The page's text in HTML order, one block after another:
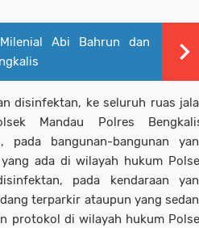
Abi Bahrun dan
disinfektan, ke seluruh ruas
Mandau Polres
pada bangunan-bangunan
ada di wilayah hukum
pada kendaraan
terparkir ataupun yang
protokol di wilayah hukum